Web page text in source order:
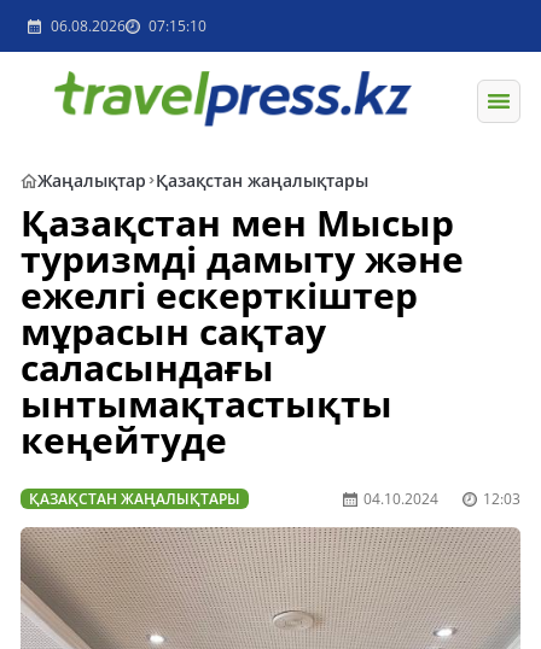
06.08.2026 07:15:10
Жаңалықтар Қазақстан жаңалықтары
Қазақстан мен Мысыр
туризмді дамыту және
ежелгі ескерткіштер
мұрасын сақтау
саласындағы
ынтымақтастықты
кеңейтуде
ҚАЗАҚСТАН ЖАҢАЛЫҚТАРЫ 04.10.2024 12:03